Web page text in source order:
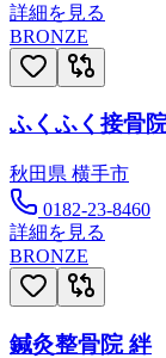
詳細を見る
BRONZE
ふくふく接骨
秋田県 横手市
0182-23-8460
詳細を見る
BRONZE
鍼灸整骨院 絆